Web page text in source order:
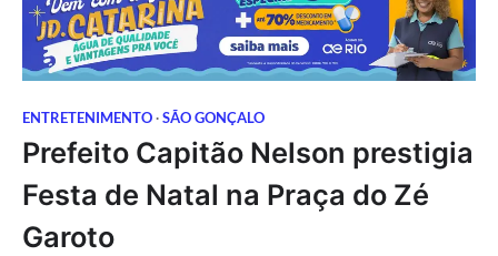
ENTRETENIMENTO SÃO GONÇALO
Prefeito Capitão Nelson prestigia
Festa de Natal na Praça do Zé
Garoto